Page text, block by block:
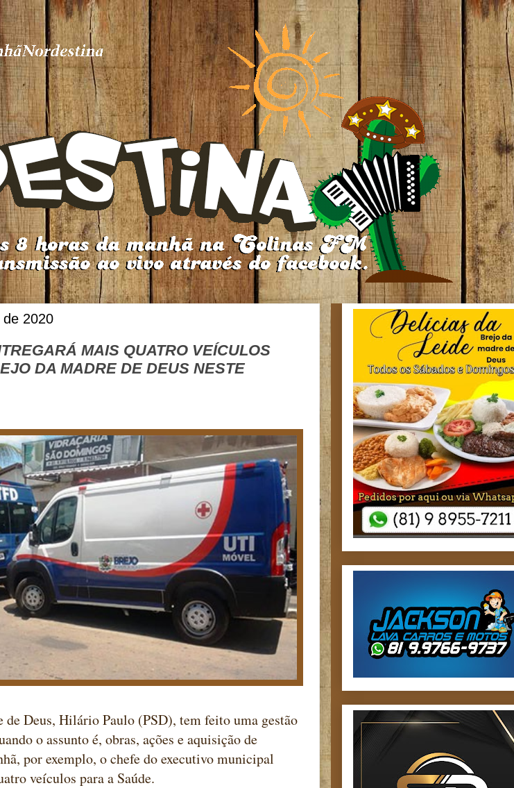
2020
MAIS QUATRO VEÍCULOS
DA MADRE DE DEUS NESTE
Deus, Hilário Paulo (PSD), tem feito uma gestão
o assunto é, obras, ações e aquisição de
por exemplo, o chefe do executivo municipal
veículos para a Saúde.